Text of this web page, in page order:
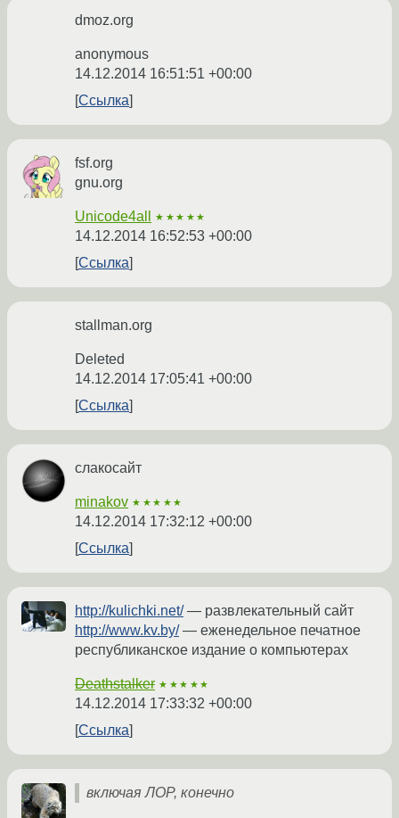
dmoz.org
anonymous
14.12.2014 16:51:51 +00:00
Ссылка
fsf.org
gnu.org
Unicode4all ★★★★★
14.12.2014 16:52:53 +00:00
Ссылка
stallman.org
Deleted
14.12.2014 17:05:41 +00:00
Ссылка
слакосайт
minakov ★★★★★
14.12.2014 17:32:12 +00:00
Ссылка
http://kulichki.net/— развлекательный сайт
http://www.kv.by/— еженедельное печатное
республиканское издание о компьютерах
Deathstalker ★★★★★
14.12.2014 17:33:32 +00:00
Ссылка
включая ЛОР, конечно